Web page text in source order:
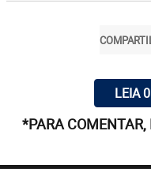
LEIA
*PARA COMENTAR,